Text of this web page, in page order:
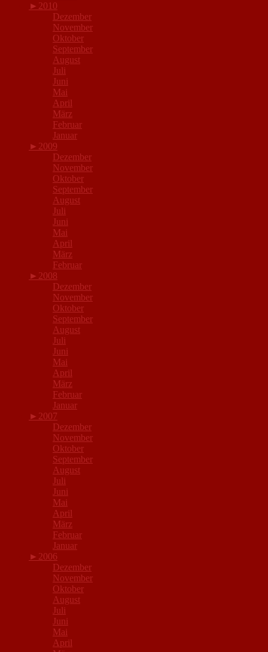
► 2010
Dezember
November
Oktober
September
August
Juli
Juni
Mai
April
März
Februar
Januar
► 2009
Dezember
November
Oktober
September
August
Juli
Juni
Mai
April
März
Februar
► 2008
Dezember
November
Oktober
September
August
Juli
Juni
Mai
April
März
Februar
Januar
► 2007
Dezember
November
Oktober
September
August
Juli
Juni
Mai
April
März
Februar
Januar
► 2006
Dezember
November
Oktober
August
Juli
Juni
Mai
April